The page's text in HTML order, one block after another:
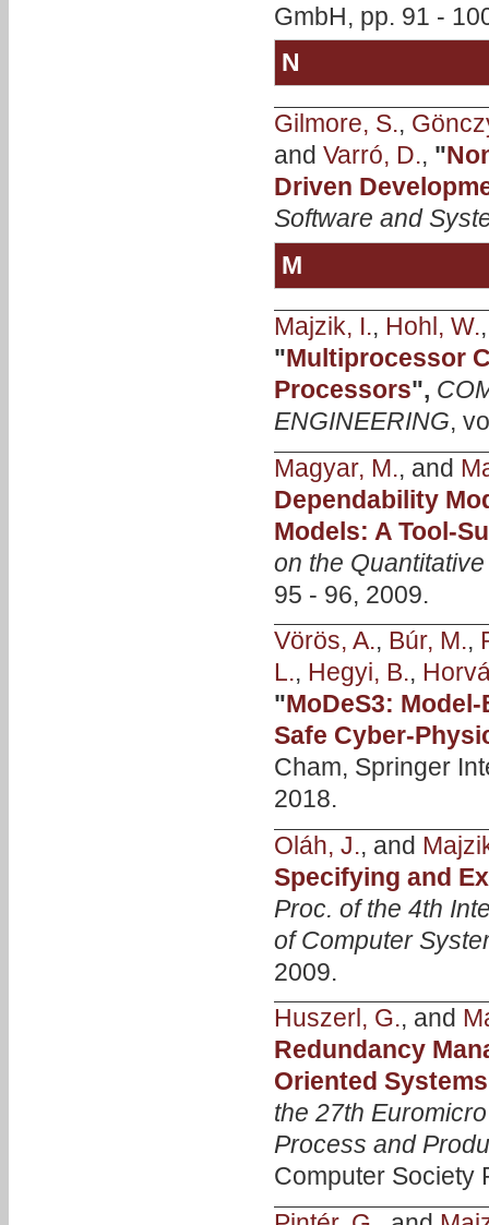
GmbH, pp. 91 -
N
Gilmore, S.,
and Varró, D., "
Driven
Software and
M
Majzik, I., Hohl, W.
"Multiprocessor
Processors",
ENGINEERING,
Magyar, M., and
Dependability
Models: A Tool-
on the
95 - 96, 2009.
Vörös, A., Búr, M.,
L., Hegyi, B.,
"MoDeS3:
Safe Cyber-
Cham, Springer
2018.
Oláh, J., and
Specifying and
Proc. of the 4th
of Computer
2009.
Huszerl, G., and
Redundancy
Oriented
the 27th
Process and
Computer Society